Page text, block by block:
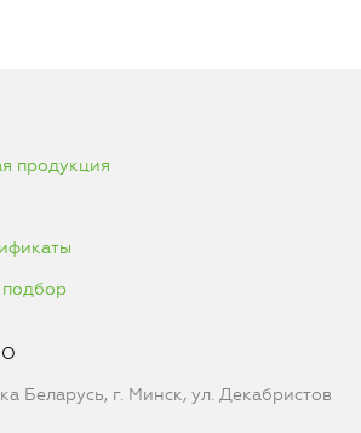
продукция
Беларусь, г. Минск, ул. Декабристов